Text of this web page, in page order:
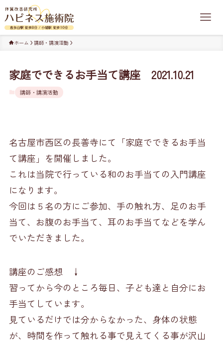
ホーム 講師・講演活動
家庭でできるお手当て講座 2021.10.21
講師・講演活動
名古屋市西区の長善寺にて「家庭でできるお手当
て講座」を開催しました。
これは当院で行っている和のお手当ての入門講座
になります。
今回は５名の方にご参加、手の触れ方、足のお手
当て、お腹のお手当て、耳のお手当てなどを学ん
でいただきました。
講座のご感想 ↓
習ってから今のところ毎日、子ども達と自分にお
手当てしています。
見ているだけでは分からなかった、身体の状態
が、時間を作って触れる事で見えてくる事が沢山